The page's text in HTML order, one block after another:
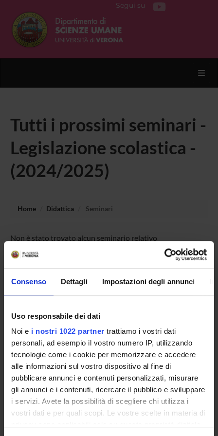
Consenso Dettagli Impostazioni degli annunci
Uso responsabile dei dati
Noi e i nostri 1022 partner trattiamo i vostri dati
personali, ad esempio il vostro numero IP, utilizzando
tecnologie come i cookie per memorizzare e accedere
alle informazioni sul vostro dispositivo al fine di
pubblicare annunci e contenuti personalizzati, misurare
gli annunci e i contenuti, ricercare il pubblico e sviluppare
i servizi. Avete la possibilità di scegliere chi utilizza i
vostri dati e per quali scopi. Le vostre scelte in materia di
Segui su
Tutti i prossimi seminari -
Legislazione scolastica -
(2024/2025)
Home Didattica Seminari
Non è stato trovato alcun seminario relativo
all'insegnamento Legislazione scolastica.
CORSI DI STUDIO
DOTTORATI, MASTER E FORMAZIONE SUPERIORE
Contatti
Persone
Luoghi
Calendario